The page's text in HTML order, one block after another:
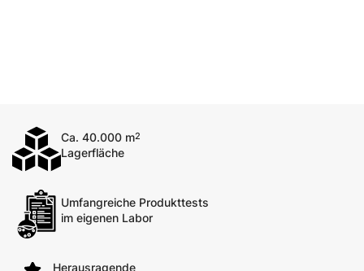
Ca. 40.000 m2
Lagerfläche
Umfangreiche Produkttests
im eigenen Labor
Herausragende